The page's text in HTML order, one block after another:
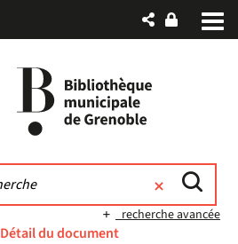
recherche avancée
Détail du document